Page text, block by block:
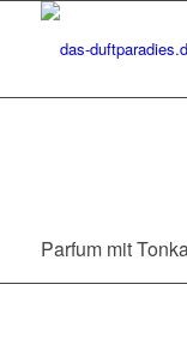
Parfum mit